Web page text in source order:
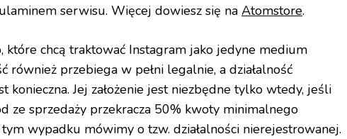
serwisu. Więcej dowiesz się na Atomstore.
które chcą traktować Instagram jako jedyne medium
również przebiega w pełni legalnie, a działalność
konieczna. Jej założenie jest niezbędne tylko wtedy, jeśli
ze sprzedaży przekracza 50% kwoty minimalnego
wypadku mówimy o tzw. działalności nierejestrowanej.